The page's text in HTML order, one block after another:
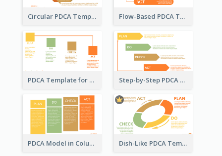
Circular PDCA Template Flow-Based PDCA Template
PDCA Template for Startup Step-by-Step PDCA Template
PDCA Model in Columns Dish-Like PDCA Template